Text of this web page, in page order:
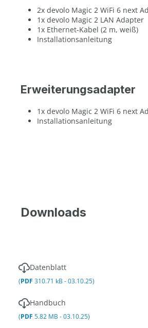
2x devolo Magic 2 WiFi 6 next
1x devolo Magic 2 LAN Adapter
1x Ethernet-Kabel (2 m, weiß)
Installationsanleitung
Erweiterungsadapter
1x devolo Magic 2 WiFi 6 next
Installationsanleitung
Downloads
Datenblatt
(PDF 310.71 kB - 03.10.25)
Handbuch
(PDF 5.82 MB - 03.10.25)